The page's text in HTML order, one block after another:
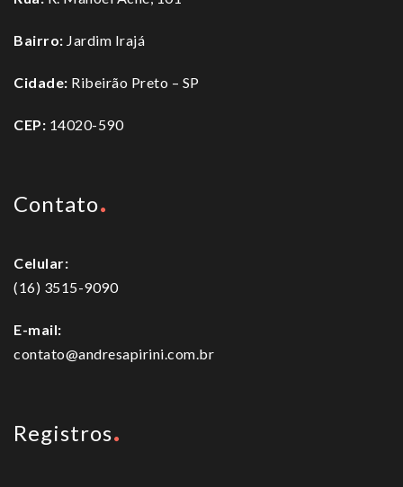
Bairro: Jardim Irajá
Cidade: Ribeirão Preto – SP
CEP: 14020-590
Contato
Celular:
(16) 3515-9090
E-mail:
contato@andresapirini.com.br
Registros